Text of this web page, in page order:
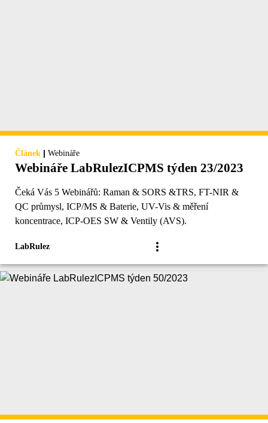
Článek | Webináře
Webináře LabRulezICPMS týden 23/2023
Čeká Vás 5 Webinářů: Raman & SORS &TRS, FT-NIR &
QC průmysl, ICP/MS & Baterie, UV-Vis & měření
koncentrace, ICP-OES SW & Ventily (AVS).
LabRulez